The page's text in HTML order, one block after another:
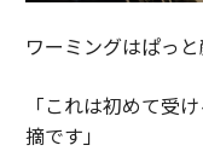
ワーミングはぱっと
「これは初めて受
摘です」